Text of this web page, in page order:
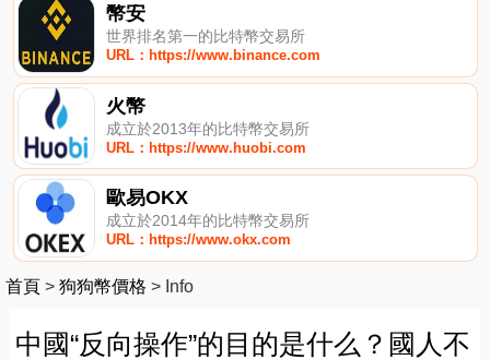
幣安
世界排名第一的比特幣交易所
URL：https://www.binance.com
火幣
成立於2013年的比特幣交易所
URL：https://www.huobi.com
歐易OKX
成立於2014年的比特幣交易所
URL：https://www.okx.com
首頁 > 狗狗幣價格 > Info
中國“反向操作”的目的是什么？國人不